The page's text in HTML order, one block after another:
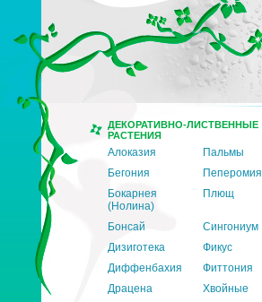
ДЕКОРАТИВНО-ЛИСТВЕННЫЕ
РАСТЕНИЯ
Алоказия
Пальмы
Бегония
Пеперомия
Бокарнея
(Нолина)
Плющ
Бонсай
Сингониум
Дизиготека
Фикус
Диффенбахия
Фиттония
Драцена
Хвойные